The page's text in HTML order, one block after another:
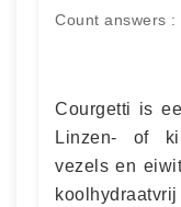
Count answers :
Courgetti is
Linzen- of
vezels en